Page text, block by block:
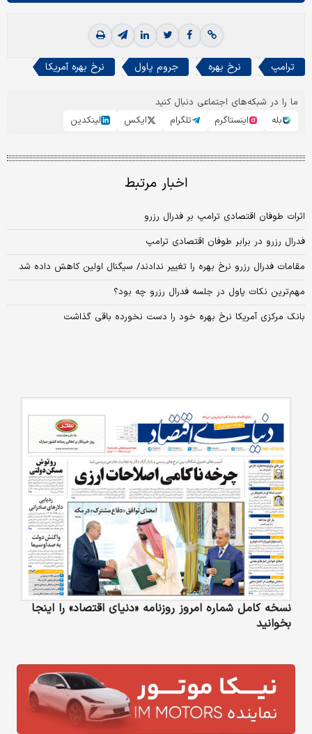
ترامپ نرخ بهره جروم پاول نرخ بهره آمریکا
ما را در شبکه‌های اجتماعی دنبال کنید
بله
اینستاگرم تلگرام ایکس لینکدین
اخبار مرتبط
اثرات طوفان اقتصادی ترامپ بر فدرال رزرو
فدرال رزرو در برابر طوفان اقتصادی ترامپ
مقامات فدرال رزرو نرخ بهره را تغییر ندادند/ سیگنال اولین کاهش داده شد
مهم‌ترین نکات پاول در جلسه فدرال رزرو چه بود؟
بانک مرکزی آمریکا نرخ بهره خود را دست نخورده باقی گذاشت
نسخه کامل شماره امروز روزنامه «دنیای‌ اقتصاد» را اینجا
بخوانید